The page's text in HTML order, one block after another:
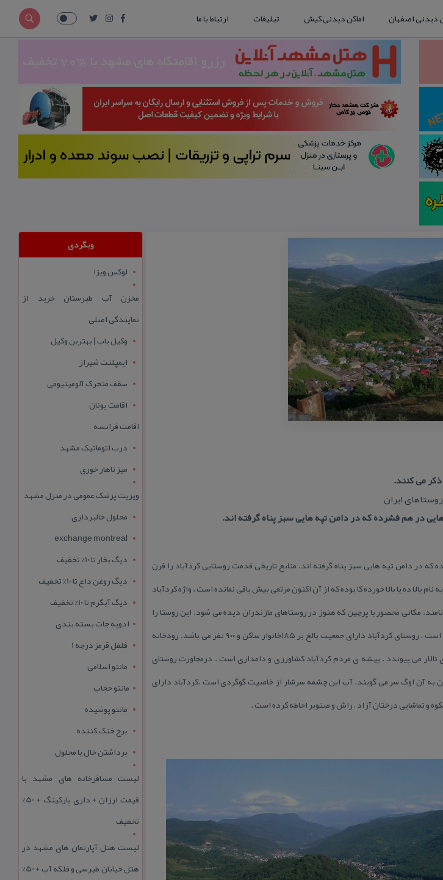
دیدنی اصفهان اماکن دیدنی کیش تبلیغات ارتباط با ما
می كنند.
ایران
در هم فشرده كه در دامن تپه هایی سبز پناه گرفته اند. منابع تاریخی قدمت روستایی كردآباد را قرن
ده یا بالا خورده كا بوده كه از آن اكنون مرتعی بیش باقی نمانده است . واژه كردآباد
مكانی محصور با پرچین كه هنوز در روستاهای مازندران دیده می شود. این روستا را
ازآن جهت كردوا می نامیدند كه شغل اغلب ساكنان آن دامداری بوده است . روستای كردآباد دارای جمعیت بالغ بر ۱۸۵خانوار ساكن و ۹۰۰ نفر می باشد. رودخانه
می پیوندد . پیشه ی مردم كردآباد كشاورزی و دامداری است . درمجاورت روستای
آن اوگ سر می گویند. آب این چشمه سرشار از خاصیت گوگردی است .كردآباد دارای
و تماشایی درختان آزاد ، راش و صنوبر احاطه كرده است .
وبگردی
لوکس ویزا
مخزن آب طبرستان خرید از
نمایندگی اصلی
وکیل یاب | بهترین وکیل
ایمپلنت شیراز
سقف متحرک آلومینیومی
اقامت یونان
اقامت فرانسه
درب اتوماتیک مشهد
میز ناهار خوری
ویزیت پزشک عمومی در منزل مشهد
محلول خالبرداری
exchange montreal
دیگ بخار تا 10% تخفیف
دیگ روغن داغ تا 10% تخفیف
دیگ آبگرم تا 10% تخفیف
ادویه جات بسته بندی
فلفل قرمز درجه 1
مانتو اسلامی
مانتو حجاب
مانتو پوشیده
برج خنک کننده
برداشتن خال با محلول
لیست مسافرخانه های مشهد با
قیمت ارزان + داری پارکینگ + 50%
تخفیف
لیست هتل آپارتمان های مشهد در
هتل خیابان طبرسی و فلکه آب + 50%